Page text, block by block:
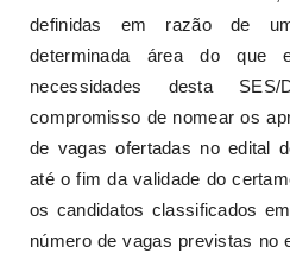
definidas em razão de
determinada área do que
necessidades desta
compromisso de nomear os
de vagas ofertadas no edital
até o fim da validade do
os candidatos classificados
número de vagas previstas no